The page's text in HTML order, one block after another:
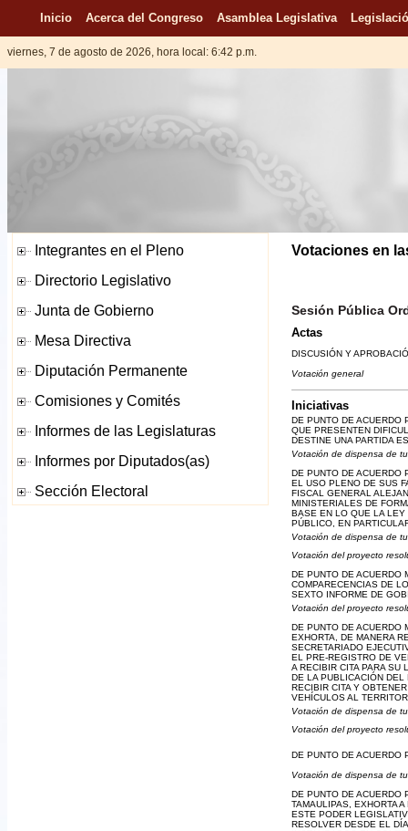
Inicio Acerca del Congreso Asamblea Legislativa
viernes, 7 de agosto de 2026, hora local: 6:42 p.m.
Votaciones en
Sesión Pública
Actas
DISCUSIÓN Y
Votación general
Iniciativas
DE PUNTO DE ACUERDO
QUE PRESENTEN
DESTINE UNA PARTIDA
Votación de dispensa de
DE PUNTO DE ACUERDO
EL USO PLENO DE SUS
FISCAL GENERAL
MINISTERIALES DE
BASE EN LO QUE LA LEY
PÚBLICO, EN
Votación de dispensa de
Votación del proyecto
DE PUNTO DE ACUERDO
COMPARECENCIAS DE
SEXTO INFORME DE
Votación del proyecto
DE PUNTO DE ACUERDO
EXHORTA, DE MANERA
SECRETARIADO
EL PRE-REGISTRO DE
A RECIBIR CITA PARA SU
DE LA PUBLICACIÓN DEL
RECIBIR CITA Y
VEHÍCULOS AL
Votación de dispensa de
Votación del proyecto
DE PUNTO DE ACUERDO
Votación de dispensa de
DE PUNTO DE ACUERDO
TAMAULIPAS, EXHORTA
ESTE PODER
RESOLVER DESDE EL